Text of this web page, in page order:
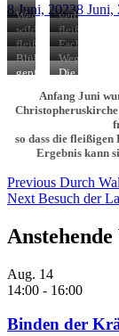
8 Juni, 20238 Juni,
Weg
zur
Kirche
vorher…
verblühte
Akelei
vorher…
wilde
Böschung
vorher…
fleißige
Helfer
fleißige
Hände
Blühtenpracht
nachher
Weg
zur
nachher
gepflegterDie
Truppe
vom
und
Hans,
Helga,
Konrad
Roswitha,
Elisabeth,
Michaela
Anfang Juni
so dass die
Ergebnis kann
Previous Previous
post:
Durch
Next Next
Besuch der
Aug. 14
14:00 - 16:00
Binden der